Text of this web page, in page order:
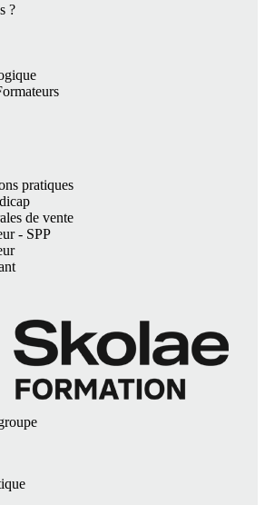
?
pratiques
de vente
- SPP